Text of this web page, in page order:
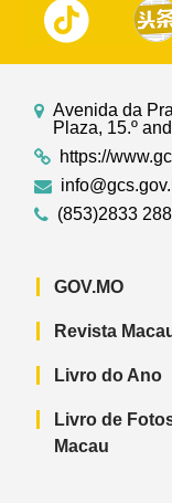
Avenida da
Plaza, 15.º
https://
(853)2833
GOV.MO
Revista
Livro do Ano
Livro de
Macau